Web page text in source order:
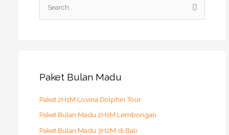
o
r
Paket Bulan Madu
Paket 2H1M Lovina Dolphin Tour
Paket Bulan Madu 2H1M Lembongan
Paket Bulan Madu 3H2M di Bali